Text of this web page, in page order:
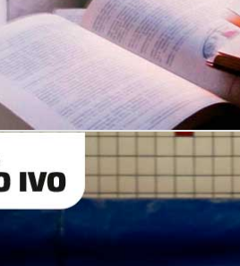
FUNDAMENTAL
Reduzidas
NOVOS
em Contato